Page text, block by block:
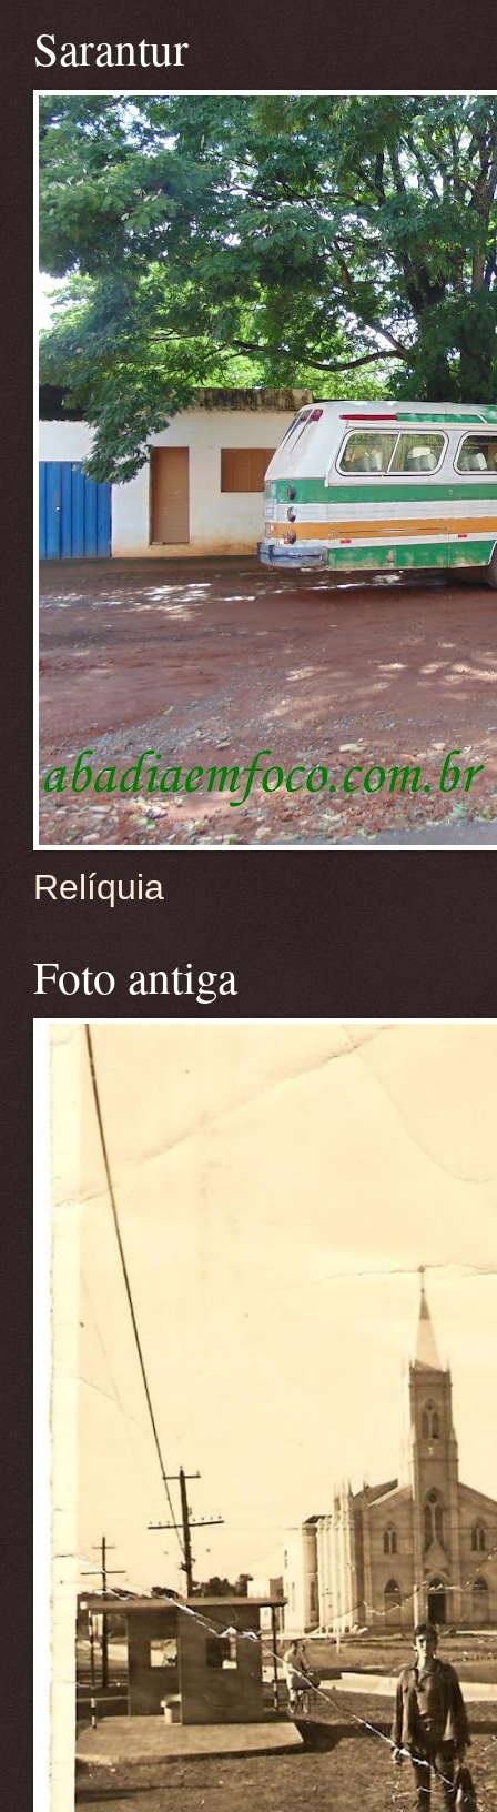
Sarantur
Relíquia
Foto antiga